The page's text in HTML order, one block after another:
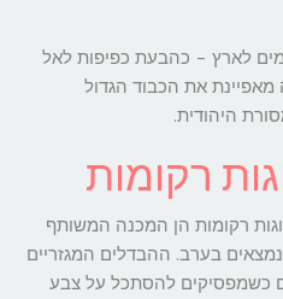
לארץ – כהבעת כפיפות לאל
את הכבוד הגדול
היהודית.
רקומות
רקומות הן המכנה המשותף
בערב. ההבדלים המגזריים
כשמפסיקים להסתכל על צבע